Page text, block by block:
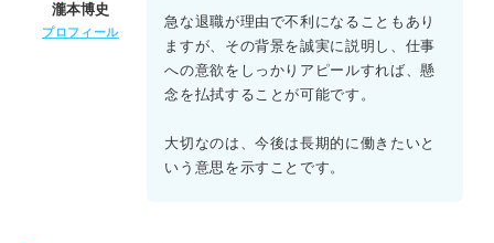
瀧本博史
プロフィール
急な退職が理由で不利になることもあり
ますが、その背景を誠実に説明し、仕事
への意欲をしっかりアピールすれば、懸
念を払拭することが可能です。
大切なのは、今後は長期的に働きたいと
いう意思を示すことです。